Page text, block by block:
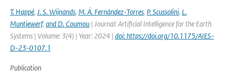
T. Happé, J. S. Wijnands, M. Á. Fernández-Torres, P. Scussolini, L.
Muntjewerf, and D. Coumou | Journal: Artificial Intelligence for the Earth
Systems | Volume: 3(4) | Year: 2024 | doi: https://doi.org/10.1175/AIES-
D-23-0107.1
Publication